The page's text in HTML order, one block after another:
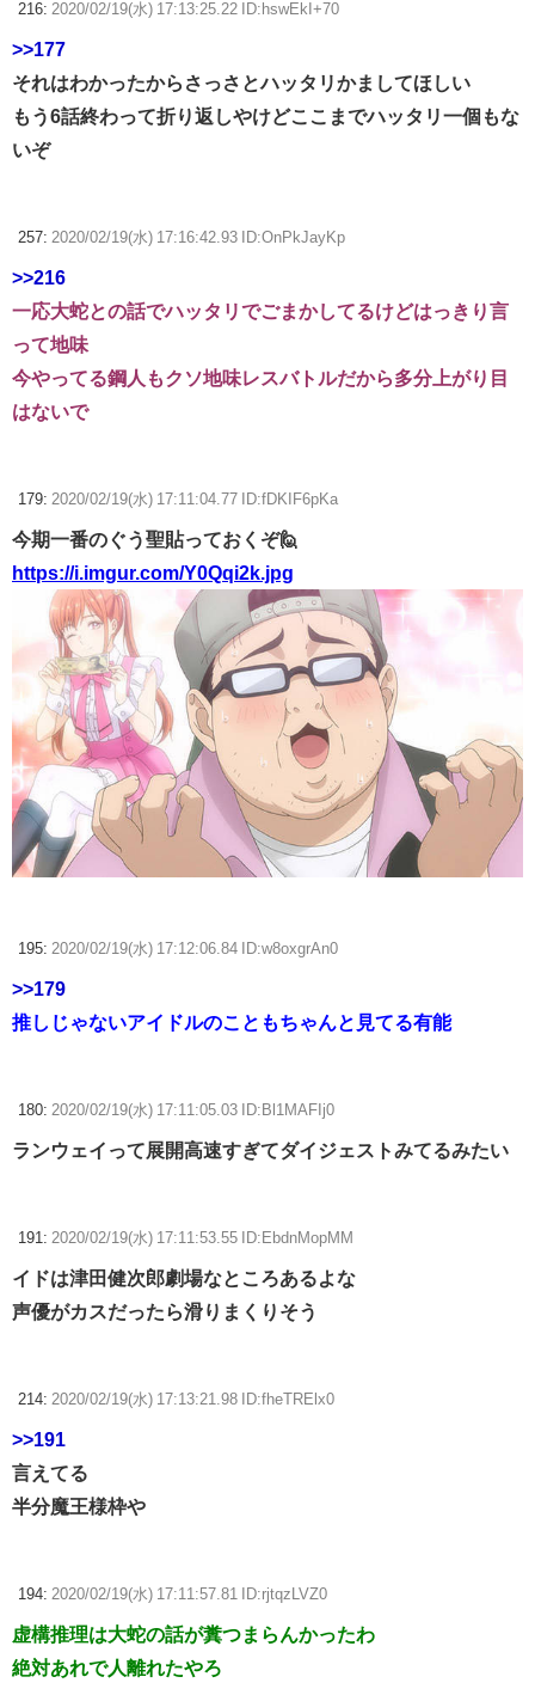
216: 2020/02/19(水) 17:13:25.22 ID:hswEkI+70
>>177
それはわかったからさっさとハッタリかましてほしい
もう6話終わって折り返しやけどここまでハッタリ一個もな
いぞ
257: 2020/02/19(水) 17:16:42.93 ID:OnPkJayKp
>>216
一応大蛇との話でハッタリでごまかしてるけどはっきり言
って地味
今やってる鋼人もクソ地味レスバトルだから多分上がり目
はないで
179: 2020/02/19(水) 17:11:04.77 ID:fDKIF6pKa
今期一番のぐう聖貼っておくぞ🙋
https://i.imgur.com/Y0Qqi2k.jpg
195: 2020/02/19(水) 17:12:06.84 ID:w8oxgrAn0
>>179
推しじゃないアイドルのこともちゃんと見てる有能
180: 2020/02/19(水) 17:11:05.03 ID:Bl1MAFIj0
ランウェイって展開高速すぎてダイジェストみてるみたい
191: 2020/02/19(水) 17:11:53.55 ID:EbdnMopMM
イドは津田健次郎劇場なところあるよな
声優がカスだったら滑りまくりそう
214: 2020/02/19(水) 17:13:21.98 ID:fheTRElx0
>>191
言えてる
半分魔王様枠や
194: 2020/02/19(水) 17:11:57.81 ID:rjtqzLVZ0
虚構推理は大蛇の話が糞つまらんかったわ
絶対あれで人離れたやろ